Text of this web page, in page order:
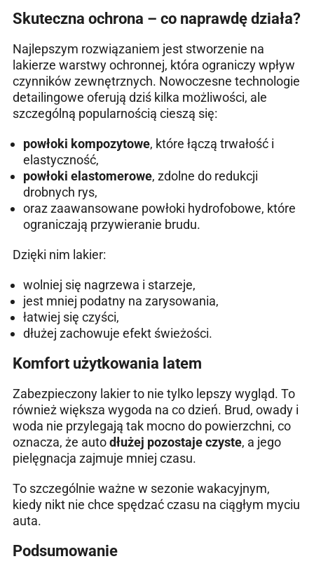
Skuteczna ochrona – co naprawdę działa?
Najlepszym rozwiązaniem jest stworzenie na
lakierze warstwy ochronnej, która ograniczy wpływ
czynników zewnętrznych. Nowoczesne technologie
detailingowe oferują dziś kilka możliwości, ale
szczególną popularnością cieszą się:
powłoki kompozytowe, które łączą trwałość i
elastyczność,
powłoki elastomerowe, zdolne do redukcji
drobnych rys,
oraz zaawansowane powłoki hydrofobowe, które
ograniczają przywieranie brudu.
Dzięki nim lakier:
wolniej się nagrzewa i starzeje,
jest mniej podatny na zarysowania,
łatwiej się czyści,
dłużej zachowuje efekt świeżości.
Komfort użytkowania latem
Zabezpieczony lakier to nie tylko lepszy wygląd. To
również większa wygoda na co dzień. Brud, owady i
woda nie przylegają tak mocno do powierzchni, co
oznacza, że autodłużej pozostaje czyste, a jego
pielęgnacja zajmuje mniej czasu.
To szczególnie ważne w sezonie wakacyjnym,
kiedy nikt nie chce spędzać czasu na ciągłym myciu
auta.
Podsumowanie